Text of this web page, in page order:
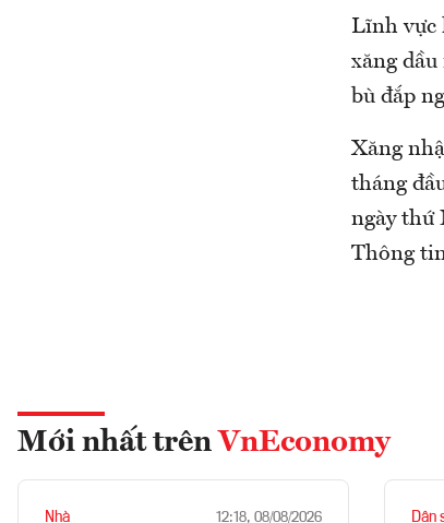
Lĩnh vực
xăng
bù đắp
Xăng
tháng
ngày thứ
Thông
Mới nhất trên VnEconomy
Nhà 12:18, 08/08/2026 Dân